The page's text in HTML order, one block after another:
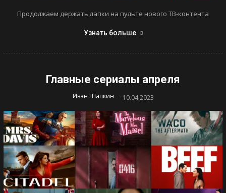
Продолжаем держать лапки на пульте нового ТВ-контента
Узнать больше
Главные сериалы апреля
Иван Шапкин - 10.04.2023